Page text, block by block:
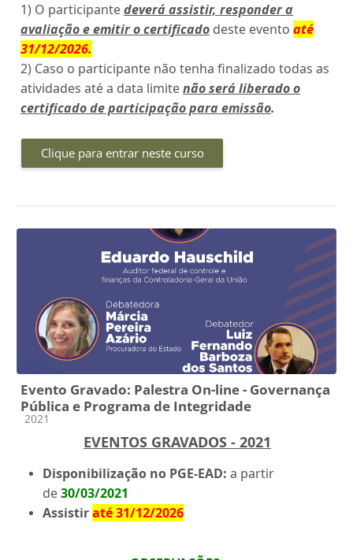
1) O participantedeverá assistir, responder a
avaliação e emitir o certificado deste evento até
31/12/2026.
2) Caso o participante não tenha finalizado todas as
atividades até a data limitenão será liberado o
certificado de participação para emissão.
Clique para entrar neste curso
Evento Gravado: Palestra On-line - Governança
Pública e Programa de Integridade
Categoria do curso
2021
EVENTOS GRAVADOS - 2021
Disponibilização no PGE-EAD: a partir
de30/03/2021
Assistiraté 31/12/2026